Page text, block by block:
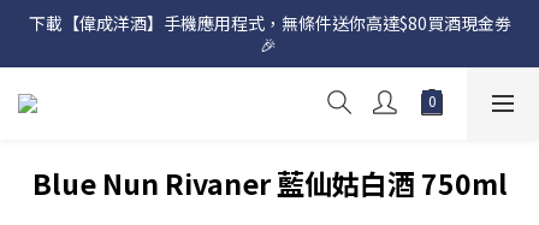
網店購滿 $500 即享免費送貨服務📦
下載【偉成洋酒】手機應用程式，無條件送你高達$80買酒現金劵
🎉
網店購滿 $500 即享免費送貨服務📦
Blue Nun Rivaner 藍仙姑白酒 750ml